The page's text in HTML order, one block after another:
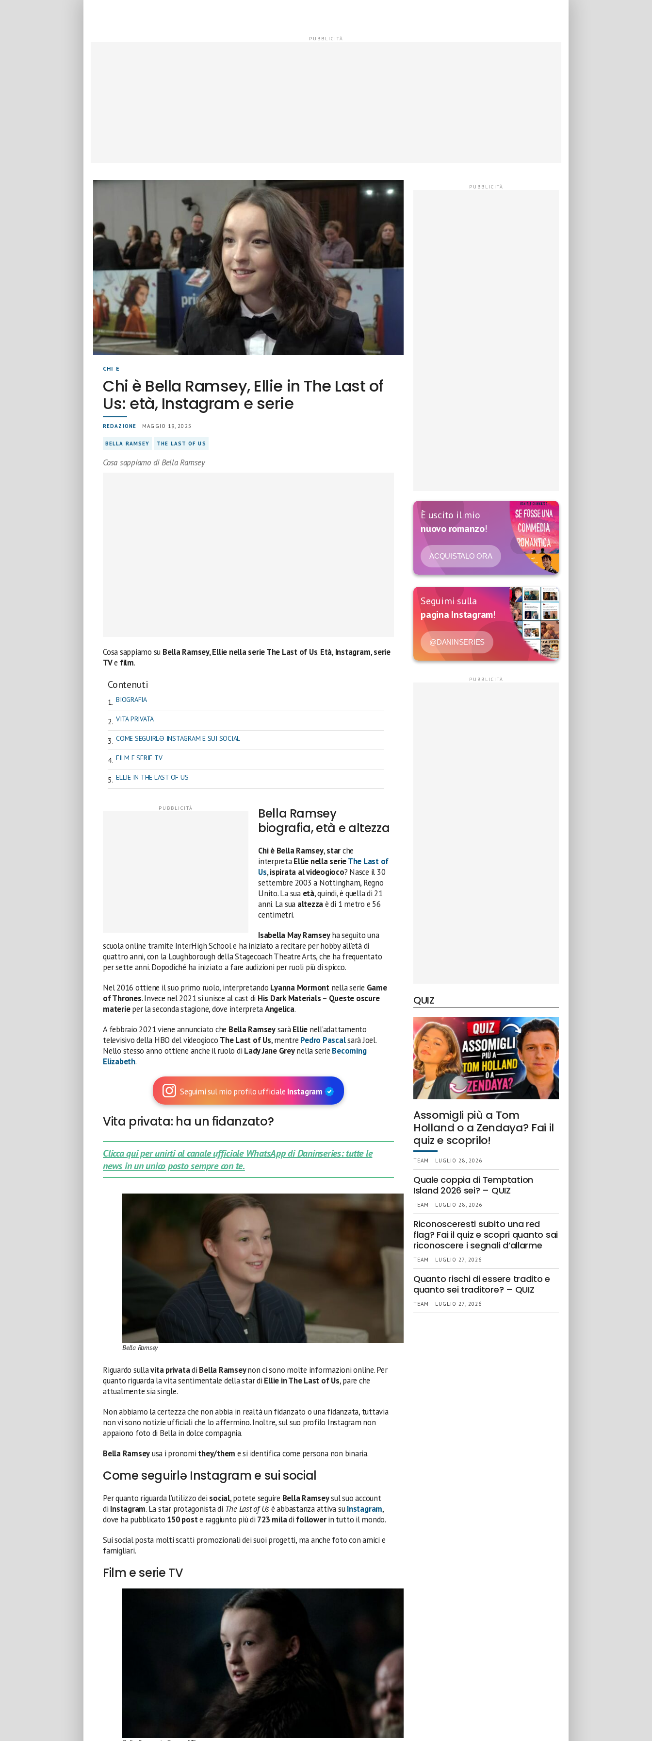
CHI È
Chi è Bella Ramsey, Ellie in The Last of
Us: età, Instagram e serie
REDAZIONE | MAGGIO 19, 2025
BELLA RAMSEY THE LAST OF US
Cosa sappiamo di Bella Ramsey
Cosa sappiamo su Bella Ramsey, Ellie nella serie The Last of Us. Età, Instagram,serie
TVe film.
Contenuti
BIOGRAFIA
VITA PRIVATA
COME SEGUIRLƏ INSTAGRAM E SUI SOCIAL
FILM E SERIE TV
ELLIE IN THE LAST OF US
Bella Ramsey
biografia, età e altezza
Chi è Bella Ramsey,starche
interpretaEllie nella serieThe Last of
Us, ispirata al videogioco? Nasce il 30
settembre 2003 a Nottingham, Regno
Unito. La sua età, quindi, è quella di 21
anni. La sua altezzaè di 1 metro e 56
centimetri.
Isabella May Ramseyha seguito una
scuola online tramite InterHigh School e ha iniziato a recitare per hobby all’età di
quattro anni, con la Loughborough della Stagecoach Theatre Arts, che ha frequentato
per sette anni. Dopodiché ha iniziato a fare audizioni per ruoli più di spicco.
Nel 2016 ottiene il suo primo ruolo, interpretando Lyanna Mormontnella serie Game
of Thrones. Invece nel 2021 si unisce al cast di His Dark Materials – Queste oscure
materieper la seconda stagione, dove interpretaAngelica.
A febbraio 2021 viene annunciato che Bella RamseysaràEllie nell’adattamento
televisivo della HBO del videogioco The Last of Us, mentre Pedro Pascalsarà Joel.
Nello stesso anno ottiene anche il ruolo di Lady Jane Greynella serie Becoming
Elizabeth.
Seguimi sul mio profilo ufficiale Instagram
Vita privata: ha un fidanzato?
Clicca qui per unirti al canale ufficiale WhatsApp di Daninseries: tutte le
news in un unico posto sempre con te.
Bella Ramsey
Riguardo sullavita privatadi Bella Ramsey non ci sono molte informazioni online. Per
quanto riguarda la vita sentimentale della star di Ellie in The Last of Us, pare che
attualmente sia single.
Non abbiamo la certezza che non abbia in realtà un fidanzato o una fidanzata, tuttavia
non vi sono notizie ufficiali che lo affermino. Inoltre, sul suo profilo Instagram non
appaiono foto di Bella in dolce compagnia.
Bella Ramseyusa i pronomi they/them e si identifica come persona non binaria.
Come seguirlə Instagram e sui social
Per quanto riguarda l’utilizzo dei social, potete seguire Bella Ramseysul suo account
di Instagram. La star protagonista di The Last of Usè abbastanza attiva suInstagram,
dove ha pubblicato 150 poste raggiunto più di 723 miladi followerin tutto il mondo.
Sui social posta molti scatti promozionali dei suoi progetti, ma anche foto con amici e
famigliari.
Film e serie TV
È uscito il mio
nuovo romanzo!
ACQUISTALO ORA
Seguimi sulla
pagina Instagram!
@DANINSERIES
QUIZ
Assomigli più a Tom
Holland o a Zendaya? Fai il
quiz e scoprilo!
TEAM | LUGLIO 28, 2026
Quale coppia di Temptation
Island 2026 sei? – QUIZ
TEAM | LUGLIO 28, 2026
Riconosceresti subito una red
flag? Fai il quiz e scopri quanto sai
riconoscere i segnali d’allarme
TEAM | LUGLIO 27, 2026
Quanto rischi di essere tradito e
quanto sei traditore? – QUIZ
TEAM | LUGLIO 27, 2026